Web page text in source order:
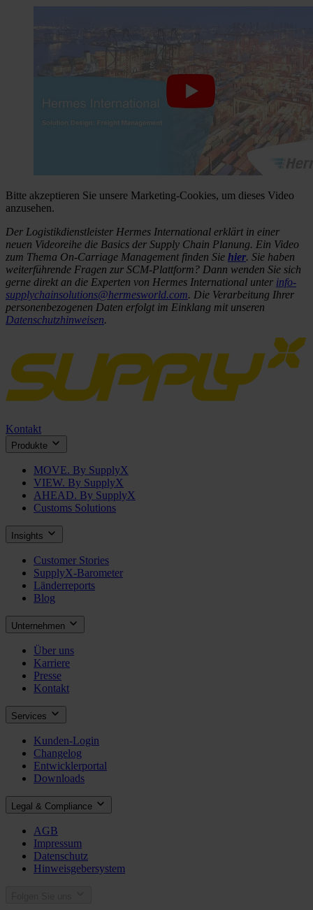
Bitte akzeptieren Sie unsere Marketing-Cookies, um dieses Video
anzusehen.
Der Logistikdienstleister Hermes International erklärt in einer
neuen Videoreihe die Basics der Supply Chain Planung. Ein Video
zum Thema On-Carriage Management finden Sie hier. Sie haben
weiterführende Fragen zur SCM-Plattform? Dann wenden Sie sich
gerne direkt an die Experten von Hermes International unter info-
supplychainsolutions@hermesworld.com. Die Verarbeitung Ihrer
personenbezogenen Daten erfolgt im Einklang mit unseren
Datenschutzhinweisen.
Kontakt
Produkte
MOVE. By SupplyX
VIEW. By SupplyX
AHEAD. By SupplyX
Customs Solutions
Insights
Customer Stories
SupplyX-Barometer
Länderreports
Blog
Unternehmen
Über uns
Karriere
Presse
Kontakt
Services
Kunden-Login
Changelog
Entwicklerportal
Downloads
Legal & Compliance
AGB
Impressum
Datenschutz
Hinweisgebersystem